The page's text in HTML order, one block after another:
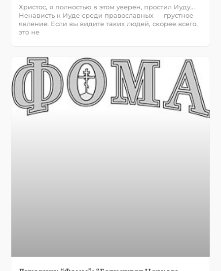
Христос, я полностью в этом уверен, простил Иуду…
Ненависть к Иуде среди православных — грустное
явление. Если вы видите таких людей, скорее всего,
это не